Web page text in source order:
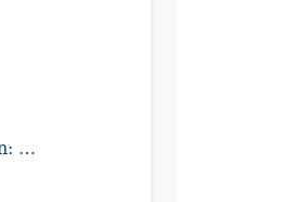
…